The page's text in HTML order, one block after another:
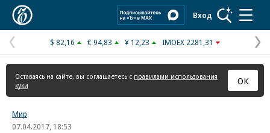
Вход
Предыдущая
страница
$ 82,16 € 94,83 ¥ 12,23 IMOEX 2281,31
Оставаясь на сайте, вы соглашаетесь с правилами использования
куки
ОК
Мир
07.04.2017, 18:53